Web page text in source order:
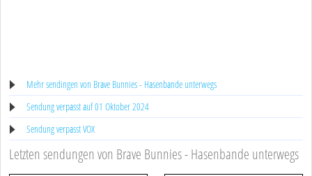
Mehr sendingen von Brave Bunnies - Hasenbande unterwegs
Sendung verpasst auf 01 Oktober 2024
Sendung verpasst VOX
Letzten sendungen von Brave Bunnies - Hasenbande unterwegs